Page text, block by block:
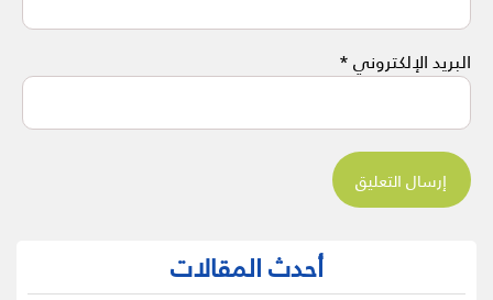
البريد الإلكتروني*
أحدث المقالات